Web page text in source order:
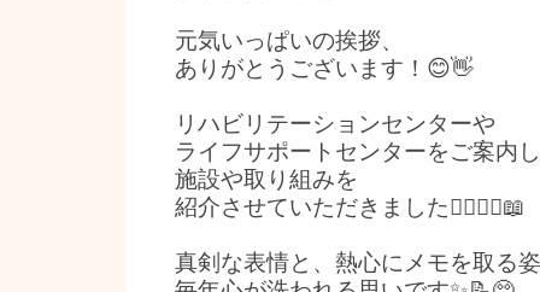
元気いっぱいの挨拶、
ありがとうございます！😊👋
リハビリテーションセンターや
ライフサポートセンターをご案内
施設や取り組みを
紹介させていただきました💁‍♂️💁‍♀️📖
真剣な表情と、熱心にメモを取る